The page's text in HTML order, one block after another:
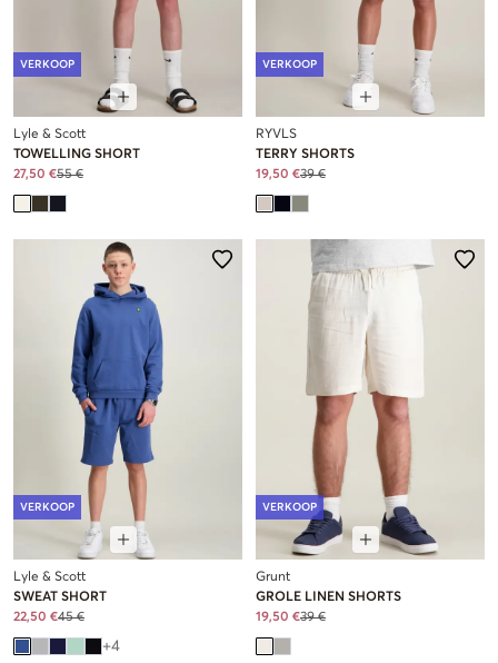
VERKOOP
Lyle & Scott
TOWELLING SHORT
27,50 €55 €
VERKOOP
RYVLS
TERRY SHORTS
19,50 €39 €
VERKOOP
Lyle & Scott
SWEAT SHORT
22,50 €45 €
+4
VERKOOP
Grunt
GROLE LINEN SHORTS
19,50 €39 €